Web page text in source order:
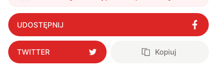
nawet z Ziemi"?
UDOSTĘPNIJ
TWITTER Kopiuj